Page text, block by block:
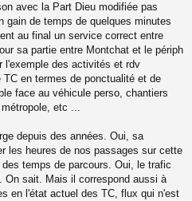
avec la Part Dieu modifiée pas
gain de temps de quelques minutes
au final un service correct entre
sa partie entre Montchat et le périph
l'exemple des activités et rdv
en termes de ponctualité et de
face au véhicule perso, chantiers
etc ...
depuis des années. Oui, sa
les heures de nos passages sur cette
temps de parcours. Oui, le trafic
On sait. Mais il correspond aussi à
en l'état actuel des TC, flux qui n'est